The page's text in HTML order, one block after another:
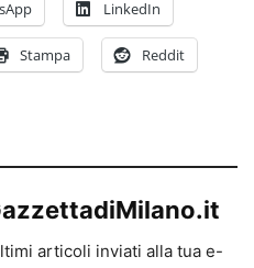
LinkedIn
Stampa Reddit
articoli inviati alla tua e-